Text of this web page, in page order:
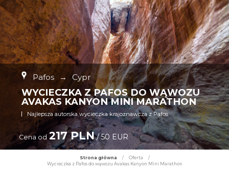
Pafos → Cypr
WYCIECZKA Z PAFOS DO WĄWOZU
AVAKAS KANYON MINI MARATHON
Najlepsza autorska wycieczka krajoznawcza z Pafos
Cena od 217 PLN/ 50 EUR
Strona główna / Oferta
/
Wycieczka z Pafos do wąwozu Avakas Kanyon Mini Marathon